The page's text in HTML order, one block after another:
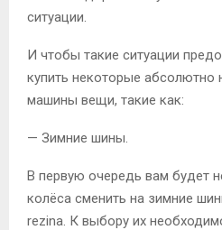
ситуации.
И чтобы такие ситуации
купить некоторые
машины вещи, такие как:
— Зимние шины.
В первую очередь вам будет
колёса сменить на зимние
rezina. К выбору их